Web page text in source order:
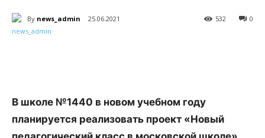
By news_admin 25.06.2021 0
532
В школе №1440 в новом учебном году
планируется реализовать проект «Новый